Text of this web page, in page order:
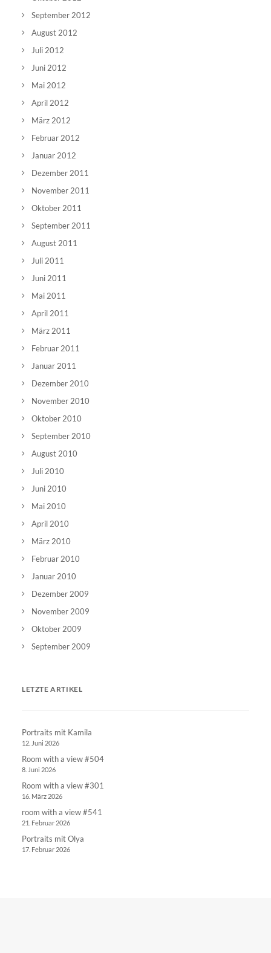
September 2012
August 2012
Juli 2012
Juni 2012
Mai 2012
April 2012
März 2012
Februar 2012
Januar 2012
Dezember 2011
November 2011
Oktober 2011
September 2011
August 2011
Juli 2011
Juni 2011
Mai 2011
April 2011
März 2011
Februar 2011
Januar 2011
Dezember 2010
November 2010
Oktober 2010
September 2010
August 2010
Juli 2010
Juni 2010
Mai 2010
April 2010
März 2010
Februar 2010
Januar 2010
Dezember 2009
November 2009
Oktober 2009
September 2009
LETZTE ARTIKEL
Portraits mit Kamila
12. Juni 2026
Room with a view #504
8. Juni 2026
Room with a view #301
16. März 2026
room with a view #541
21. Februar 2026
Portraits mit Olya
17. Februar 2026